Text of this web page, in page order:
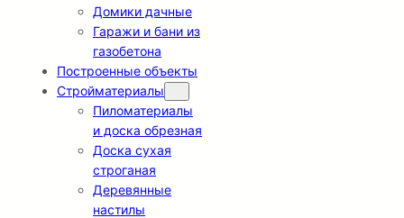
Домики дачные
Гаражи и бани из
газобетона
Построенные объекты
Стройматериалы
Пиломатериалы
и доска обрезная
Доска сухая
строганая
Деревянные
настилы